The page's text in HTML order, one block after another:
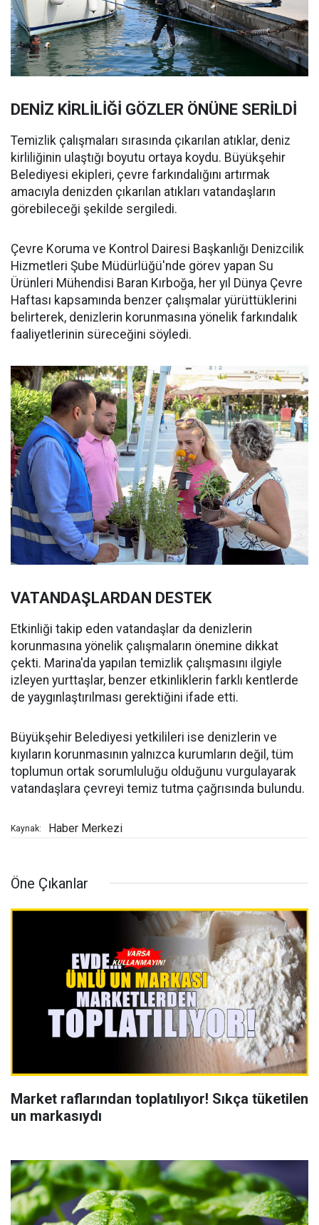
DENİZ KİRLİLİĞİ GÖZLER ÖNÜNE SERİLDİ
Temizlik çalışmaları sırasında çıkarılan atıklar, deniz
kirliliğinin ulaştığı boyutu ortaya koydu. Büyükşehir
Belediyesi ekipleri, çevre farkındalığını artırmak
amacıyla denizden çıkarılan atıkları vatandaşların
görebileceği şekilde sergiledi.
Çevre Koruma ve Kontrol Dairesi Başkanlığı Denizcilik
Hizmetleri Şube Müdürlüğü'nde görev yapan Su
Ürünleri Mühendisi Baran Kırboğa, her yıl Dünya Çevre
Haftası kapsamında benzer çalışmalar yürüttüklerini
belirterek, denizlerin korunmasına yönelik farkındalık
faaliyetlerinin süreceğini söyledi.
VATANDAŞLARDAN DESTEK
Etkinliği takip eden vatandaşlar da denizlerin
korunmasına yönelik çalışmaların önemine dikkat
çekti. Marina'da yapılan temizlik çalışmasını ilgiyle
izleyen yurttaşlar, benzer etkinliklerin farklı kentlerde
de yaygınlaştırılması gerektiğini ifade etti.
Büyükşehir Belediyesi yetkilileri ise denizlerin ve
kıyıların korunmasının yalnızca kurumların değil, tüm
toplumun ortak sorumluluğu olduğunu vurgulayarak
vatandaşlara çevreyi temiz tutma çağrısında bulundu.
Kaynak: Haber Merkezi
Öne Çıkanlar
Market raflarından toplatılıyor! Sıkça tüketilen
un markasıydı